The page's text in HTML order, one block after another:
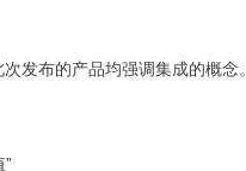
发布的产品均强调集成的概念。